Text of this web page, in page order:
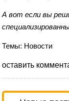
А вот если вы
Темы: Новости
оставить